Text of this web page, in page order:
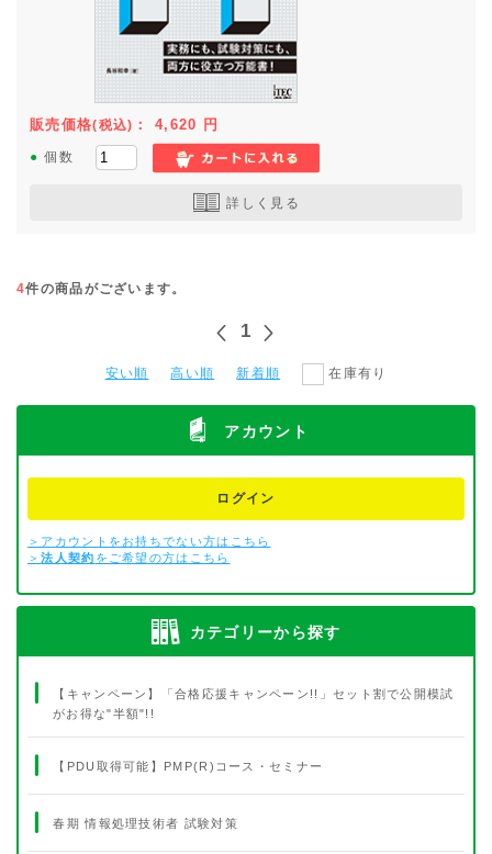
販売価格(税込) ：4,620 円
● 個数
詳しく見る
4件の商品がございます。
1
安い順 高い順 新着順 在庫有り
アカウント
ログイン
＞アカウントをお持ちでない方はこちら
＞法人契約 をご希望の方はこちら
カテゴリーから探す
【キャンペーン】「合格応援キャンペーン!!」セット割で公開模試
がお得な"半額"!!
【PDU取得可能】PMP(R)コース・セミナー
春期 情報処理技術者 試験対策